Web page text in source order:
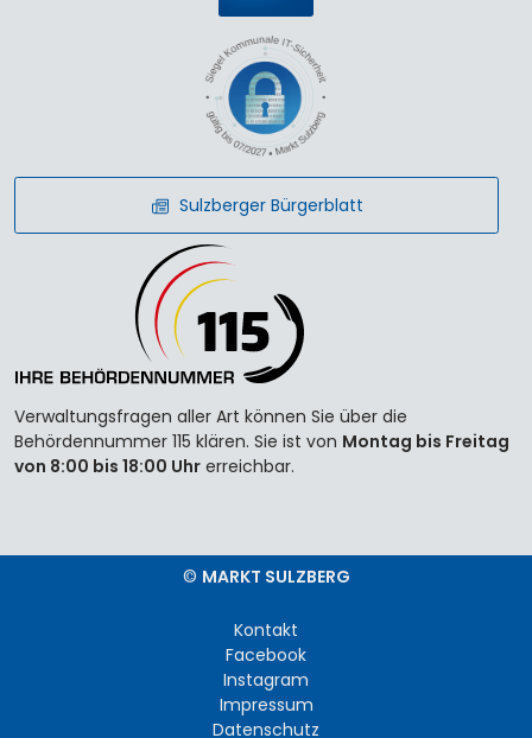
Sulzberger Bürgerblatt
Verwaltungsfragen aller Art können Sie über die
Behördennummer 115 klären. Sie ist von Montag bis Freitag
von 8:00 bis 18:00 Uhr erreichbar.
© MARKT SULZBERG
Kontakt
Facebook
Instagram
Impressum
Datenschutz